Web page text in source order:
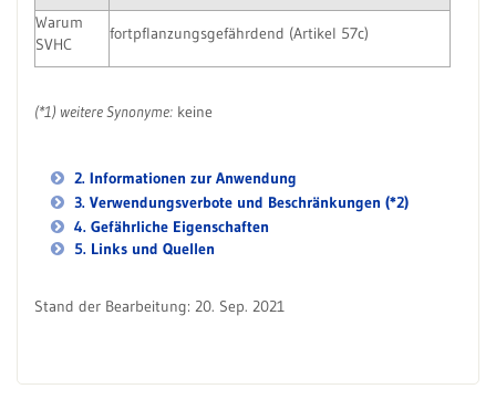
Warum
SVHC
fortpflanzungsgefährdend (Artikel 57c)
(*1) weitere Synonyme: keine
2. Informationen zur Anwendung
3. Verwendungsverbote und Beschränkungen (*2)
4. Gefährliche Eigenschaften
5. Links und Quellen
Stand der Bearbeitung: 20. Sep. 2021